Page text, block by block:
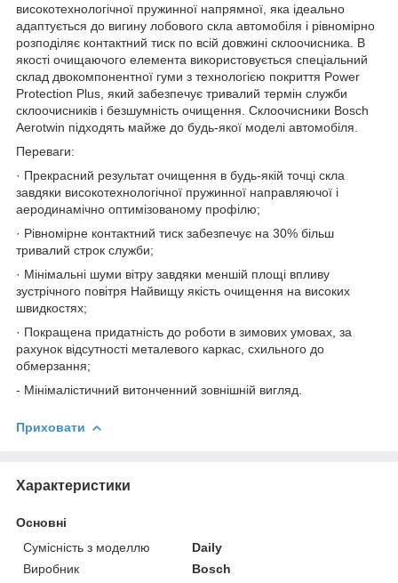
високотехнологічної пружинної напрямної, яка ідеально
адаптується до вигину лобового скла автомобіля і рівномірно
розподіляє контактний тиск по всій довжині склоочисника. В
якості очищаючого елемента використовується спеціальний
склад двокомпонентної гуми з технологією покриття Power
Protection Plus, який забезпечує тривалий термін служби
склоочисників і безшумність очищення. Склоочисники Bosch
Aerotwin підходять майже до будь-якої моделі автомобіля.
Переваги:
· Прекрасний результат очищення в будь-якій точці скла
завдяки високотехнологічної пружинної направляючої і
аеродинамічно оптимізованому профілю;
· Рівномірне контактний тиск забезпечує на 30% більш
тривалий строк служби;
· Мінімальні шуми вітру завдяки меншій площі впливу
зустрічного повітря Найвищу якість очищення на високих
швидкостях;
· Покращена придатність до роботи в зимових умовах, за
рахунок відсутності металевого каркас, схильного до
обмерзання;
- Мінімалістичний витонченний зовнішній вигляд.
Приховати
Характеристики
Основні
Сумісність з моделлю
Daily
Виробник
Bosch